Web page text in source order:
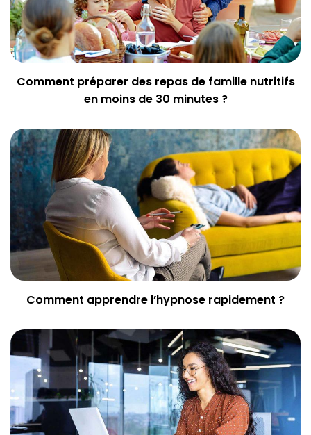
Comment préparer des repas de famille nutritifs
en moins de 30 minutes ?
Comment apprendre l’hypnose rapidement ?